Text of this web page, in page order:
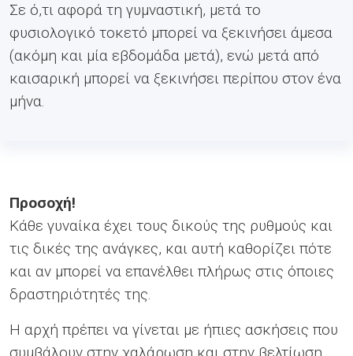
Σε ό,τι αφορά τη γυμναστική, μετά το
φυσιολογικό τοκετό μπορεί να ξεκινήσει άμεσα
(ακόμη και μία εβδομάδα μετά), ενώ μετά από
καισαρική μπορεί να ξεκινήσει περίπου στον ένα
μήνα.
Προσοχή!
Κάθε γυναίκα έχει τους δικούς της ρυθμούς και
τις δικές της ανάγκες, και αυτή καθορίζει πότε
και αν μπορεί να επανέλθει πλήρως στις όποιες
δραστηριότητές της.
Η αρχή πρέπει να γίνεται με ήπιες ασκήσεις που